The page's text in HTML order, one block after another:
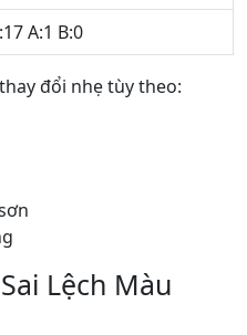
A:1 B:0
đổi nhẹ tùy theo:
Lệch Màu